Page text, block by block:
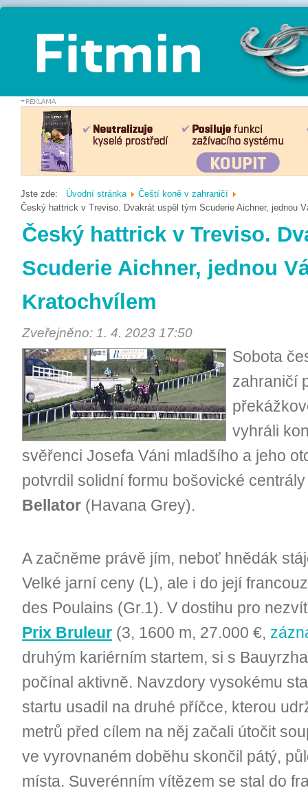
Jste zde: Úvodní stránka
Čeští koně v zahraničí
Český hattrick v Treviso. Dvakrát uspěl tým Scuderie Aichner, jednou
Český hattrick v Treviso.
Scuderie Aichner, jednou
Kratochvílem
Zveřejněno: 1. 4. 2023 17:50
Sobota
zahraničí
vyhráli
svěřenci Josefa Váni mladšího a jeho
potvrdil solidní formu bošovické
Bellator (Havana Grey).
A začněme právě jím, neboť hnědák
Velké jarní ceny (L), ale i do její
des Poulains (Gr.1). V dostihu pro
Prix Bruleur (3, 1600 m, 27.000 €,
druhým kariérním startem, si s
počínal aktivně. Navzdory vysokému
startu usadil na druhé příčce, kterou
metrů před cílem na něj začali útočit
ve vyrovnaném doběhu skončil pátý,
místa. Suverénním vítězem se stal do